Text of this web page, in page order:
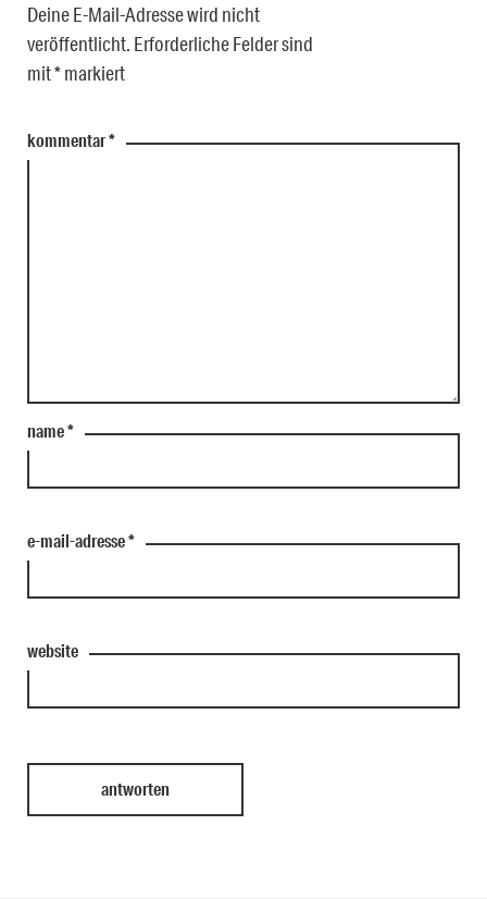
Deine E-Mail-Adresse wird nicht
veröffentlicht. Erforderliche Felder sind
mit*markiert
kommentar*
name*
e-mail-adresse*
website